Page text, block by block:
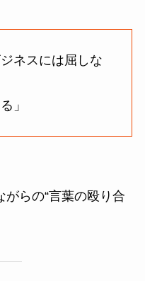
ネスには屈しな
」
がらの“言葉の殴り合